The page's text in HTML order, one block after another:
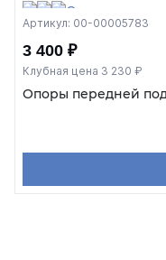
Артикул: 00-00005783
3 400 ₽
Клубная цена 3 230 ₽
Опоры передней